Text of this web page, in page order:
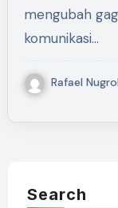
mengubah
komunikasi…
Rafael
Search